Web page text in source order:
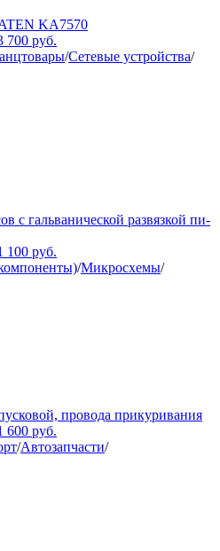
KA7570
700 руб.
/Сетевые устройства/
с гальванической развязкой пи-
100 руб.
/Микросхемы/
провода прикуривания
600 руб.
/Автозапчасти/